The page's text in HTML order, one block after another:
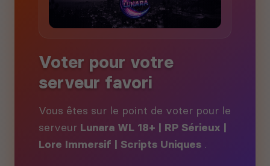
Voter pour votre
serveur favori
Vous êtes sur le point de voter pour le
serveur Lunara WL 18+ | RP Sérieux |
Lore Immersif | Scripts Uniques .